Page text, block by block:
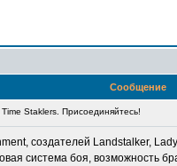
Сообщение
Staklers. Присоединяйтесь!
создателей Landstalker,
система боя, возможность